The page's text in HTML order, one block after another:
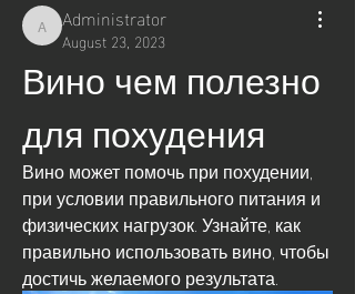
Administrator
Administrator
August 23, 2023
Вино чем полезно
для похудения
Вино может помочь при похудении,
при условии правильного питания и
физических нагрузок. Узнайте, как
правильно использовать вино, чтобы
достичь желаемого результата.